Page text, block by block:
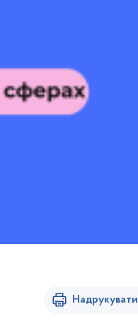
Надрукувати